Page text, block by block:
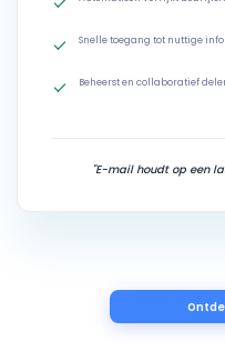
Snelle toegang tot nuttige
Beheerst en collaboratief
"E-mail houdt op een